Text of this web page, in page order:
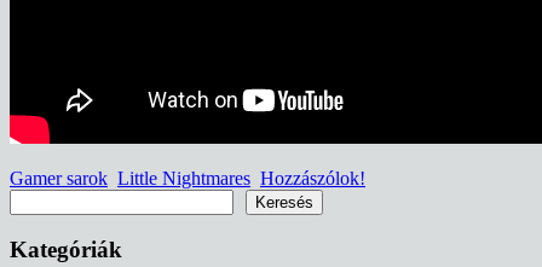
Gamer sarok Little Nightmares Hozzászólok!
Keresés
Kategóriák